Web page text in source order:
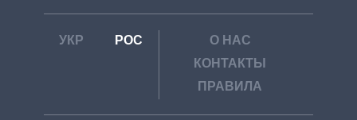
УКР РОС
О НАС
КОНТАКТЫ
ПРАВИЛА